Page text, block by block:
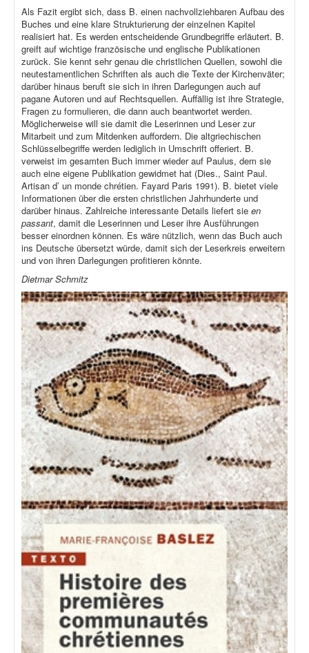
Als Fazit ergibt sich, dass B. einen nachvollziehbaren Aufbau des
Buches und eine klare Strukturierung der einzelnen Kapitel
realisiert hat. Es werden entscheidende Grundbegriffe erläutert. B.
greift auf wichtige französische und englische Publikationen
zurück. Sie kennt sehr genau die christlichen Quellen, sowohl die
neutestamentlichen Schriften als auch die Texte der Kirchenväter;
darüber hinaus beruft sie sich in ihren Darlegungen auch auf
pagane Autoren und auf Rechtsquellen. Auffällig ist ihre Strategie,
Fragen zu formulieren, die dann auch beantwortet werden.
Möglicherweise will sie damit die Leserinnen und Leser zur
Mitarbeit und zum Mitdenken auffordern. Die altgriechischen
Schlüsselbegriffe werden lediglich in Umschrift offeriert. B.
verweist im gesamten Buch immer wieder auf Paulus, dem sie
auch eine eigene Publikation gewidmet hat (Dies., Saint Paul.
Artisan d’ un monde chrétien. Fayard Paris 1991). B. bietet viele
Informationen über die ersten christlichen Jahrhunderte und
darüber hinaus. Zahlreiche interessante Details liefert sie en
passant, damit die Leserinnen und Leser ihre Ausführungen
besser einordnen können. Es wäre nützlich, wenn das Buch auch
ins Deutsche übersetzt würde, damit sich der Leserkreis erweitern
und von ihren Darlegungen profitieren könnte.
Dietmar Schmitz